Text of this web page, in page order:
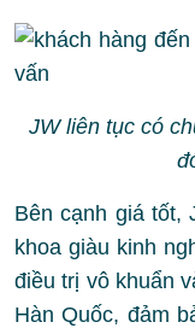
JW liên tục có
Bên cạnh giá tốt,
khoa giàu kinh
điều trị vô khuẩn
Hàn Quốc, đảm